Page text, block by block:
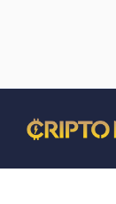
contenuto